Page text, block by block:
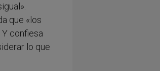
que «los
Y confiesa
lo que